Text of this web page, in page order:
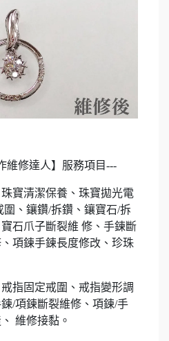
維修達人】服務項目---
珠寶清潔保養、珠寶拋光電
、鑲鑽/拆鑽、鑲寶石/拆
石爪子斷裂維 修、手鍊斷
項鍊手鍊長度修改、珍珠
指固定戒圍、戒指變形調
/項鍊斷裂維修、項鍊/手
維修接黏。